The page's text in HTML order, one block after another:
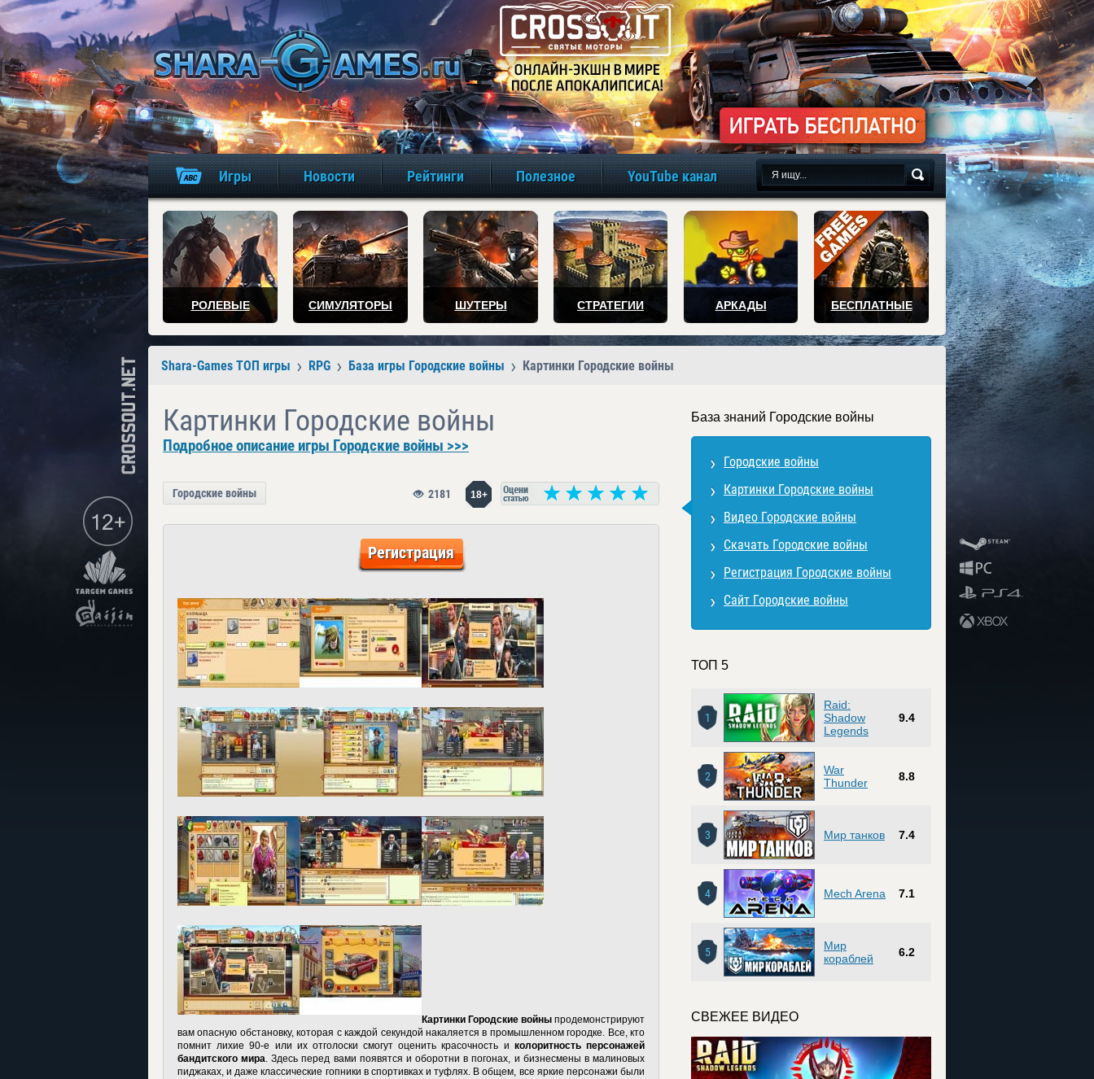
игры онлайн бесплатно
Игры Новости Рейтинги Полезное YouTube канал
РОЛЕВЫЕ СИМУЛЯТОРЫ ШУТЕРЫ СТРАТЕГИИ АРКАДЫ БЕСПЛАТНЫЕ
Shara-Games ТОП игры RPG База игры Городские войны Картинки Городские войны
Картинки Городские войны
Подробное описание игры Городские войны >>>
Городские войны 18+
2181
Регистрация
Картинки Городские войны продемонстрируют
вам опасную обстановку, которая с каждой секундой накаляется в промышленном городке. Все, кто
помнит лихие 90-е или их отголоски смогут оценить красочность и колоритность персонажей
бандитского мира. Здесь перед вами появятся и оборотни в погонах, и бизнесмены в малиновых
пиджаках, и даже классические гопники в спортивках и туфлях. В общем, все яркие персонажи были
База знаний Городские войны
Городские войны
Картинки Городские войны
Видео Городские войны
Скачать Городские войны
Регистрация Городские войны
Сайт Городские войны
ТОП 5
1
Raid:
Shadow
Legends
9.4
2
War
Thunder
8.8
3 Мир танков 7.4
4 Mech Arena 7.1
5
Мир
кораблей
6.2
СВЕЖЕЕ ВИДЕО